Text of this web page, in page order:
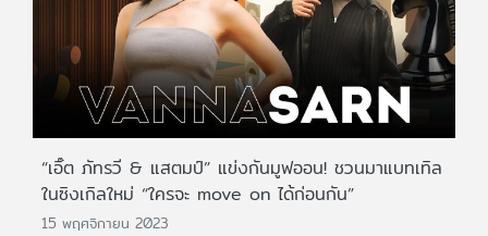
“เอิ๊ต ภัทรวี & แสตมป์” แข่งกันมูฟออน! ชวนมาแบทเทิล
ในซิงเกิลใหม่ “ใครจะ move on ได้ก่อนกัน”
15 พฤศจิกายน 2023